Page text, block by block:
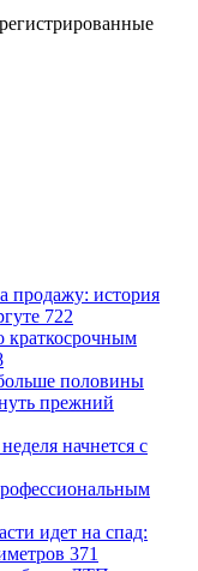
продажу: история
722
краткосрочным
половины
прежний
начнется с
идет на спад:
371